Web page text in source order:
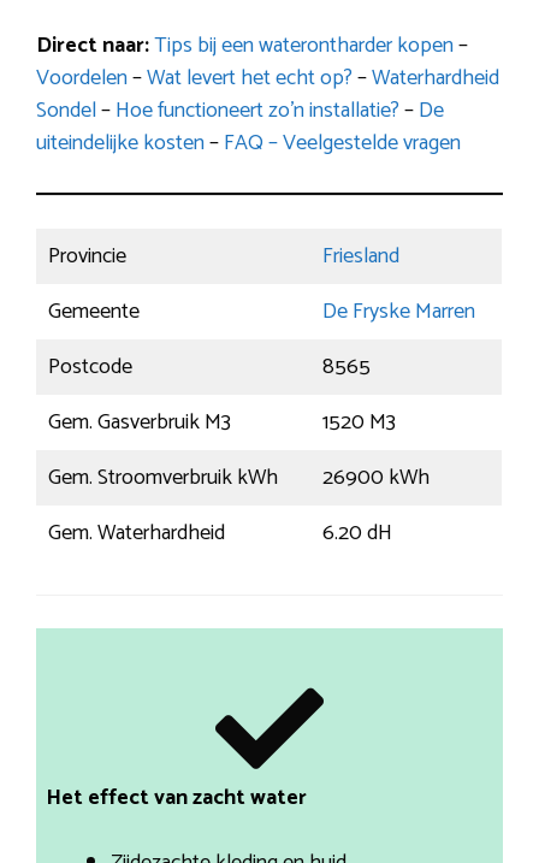
Direct naar:Tips bij een waterontharder kopen–
Voordelen–Wat levert het echt op?–Waterhardheid
Sondel–Hoe functioneert zo’n installatie?–De
uiteindelijke kosten–FAQ – Veelgestelde vragen
Provincie
Friesland
Gemeente
De Fryske Marren
Postcode
8565
Gem. Gasverbruik M3
1520 M3
Gem. Stroomverbruik kWh
26900 kWh
Gem. Waterhardheid
6.20 dH
Het effect van zacht water